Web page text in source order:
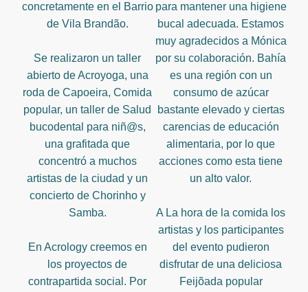
concretamente en el Barrio
de Vila Brandão.
Se realizaron un taller
abierto de Acroyoga, una
roda de Capoeira, Comida
popular, un taller de Salud
bucodental para niñ@s,
una grafitada que
concentró a muchos
artistas de la ciudad y un
concierto de Chorinho y
Samba.
En Acrology creemos en
los proyectos de
contrapartida social. Por
para mantener una higiene
bucal adecuada. Estamos
muy agradecidos a Mónica
por su colaboración. Bahía
es una región con un
consumo de azúcar
bastante elevado y ciertas
carencias de educación
alimentaria, por lo que
acciones como esta tiene
un alto valor.
A La hora de la comida los
artistas y los participantes
del evento pudieron
disfrutar de una deliciosa
Feijõada popular